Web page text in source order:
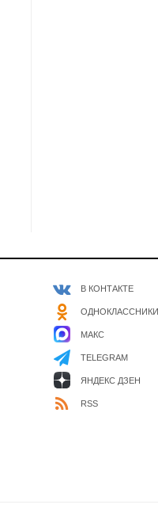
В КОНТАКТЕ
ОДНОКЛАССНИКИ
МАКС
TELEGRAM
ЯНДЕКС ДЗЕН
RSS